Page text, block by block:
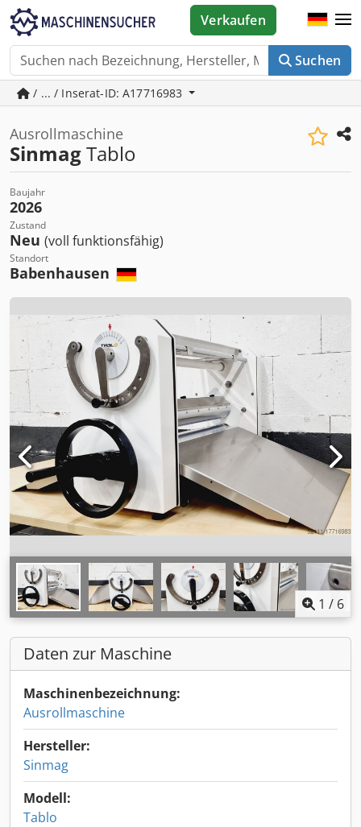
Suchen
Verkaufen
/ ... / Inserat-ID: A17716983
Ausrollmaschine
SinmagTablo
Baujahr
2026
Zustand
Neu (voll funktionsfähig)
Standort
Babenhausen
1 / 6
Daten zur Maschine
Maschinenbezeichnung:
Ausrollmaschine
Hersteller:
Sinmag
Modell:
Tablo